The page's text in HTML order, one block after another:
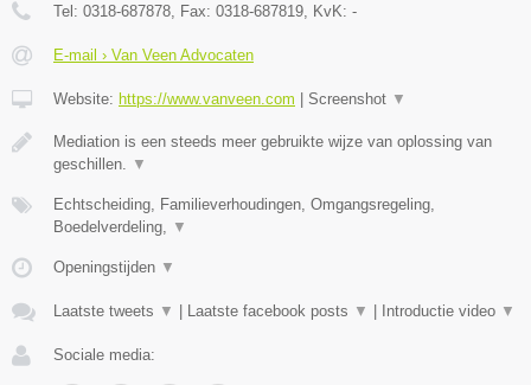
Tel: 0318-687878 , Fax: 0318-687819 , KvK: -
E-mail › Van Veen Advocaten
Website: https://www.vanveen.com | Screenshot ▼
Mediation is een steeds meer gebruikte wijze van oplossing van
geschillen.
▼
Echtscheiding, Familieverhoudingen, Omgangsregeling,
Boedelverdeling,
▼
Openingstijden ▼
Laatste tweets ▼ | Laatste facebook posts ▼ | Introductie video ▼
Sociale media: